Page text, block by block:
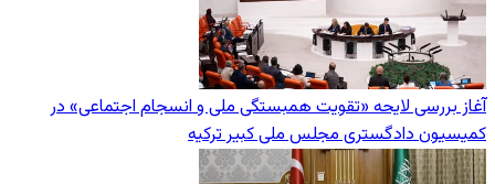
آغاز بررسی لایحه «تقویت همبستگی ملی و انسجام اجتماعی» در
کمیسیون دادگستری مجلس ملی کبیر ترکیه